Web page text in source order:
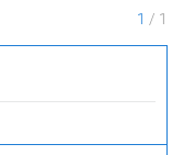
1 / 1